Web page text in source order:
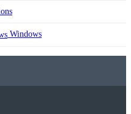
Windows